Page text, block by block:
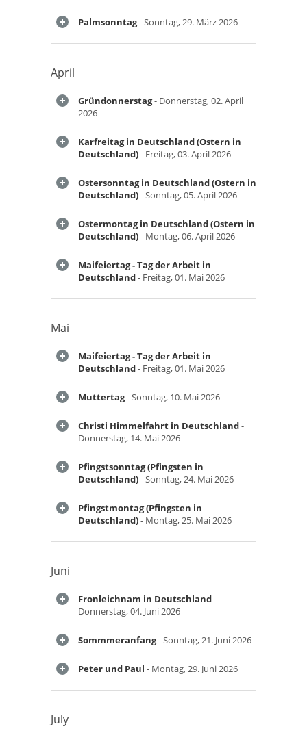
Palmsonntag- Sonntag, 29. März 2026
April
Gründonnerstag- Donnerstag, 02. April
2026
Karfreitag in Deutschland (Ostern in
Deutschland)- Freitag, 03. April 2026
Ostersonntag in Deutschland (Ostern in
Deutschland)- Sonntag, 05. April 2026
Ostermontag in Deutschland (Ostern in
Deutschland)- Montag, 06. April 2026
Maifeiertag - Tag der Arbeit in
Deutschland- Freitag, 01. Mai 2026
Mai
Maifeiertag - Tag der Arbeit in
Deutschland- Freitag, 01. Mai 2026
Muttertag- Sonntag, 10. Mai 2026
Christi Himmelfahrt in Deutschland-
Donnerstag, 14. Mai 2026
Pfingstsonntag (Pfingsten in
Deutschland)- Sonntag, 24. Mai 2026
Pfingstmontag (Pfingsten in
Deutschland)- Montag, 25. Mai 2026
Juni
Fronleichnam in Deutschland-
Donnerstag, 04. Juni 2026
Sommmeranfang- Sonntag, 21. Juni 2026
Peter und Paul - Montag, 29. Juni 2026
July